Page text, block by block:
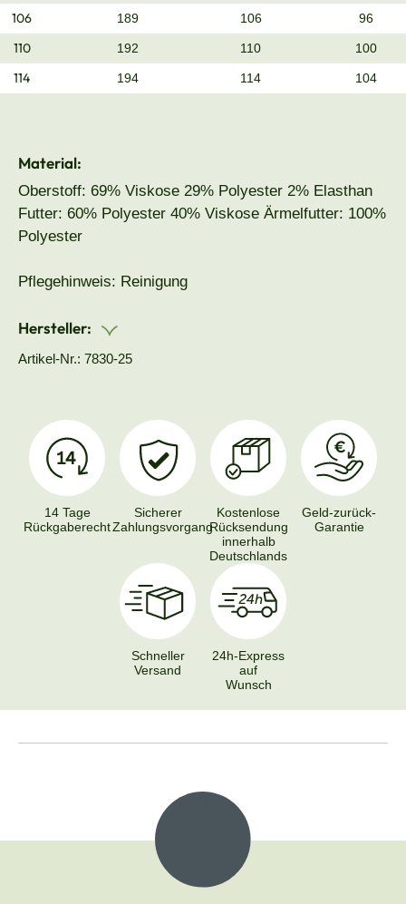
106 189 106 96
110 192 110 100
114 194 114 104
Material:
Oberstoff: 69% Viskose 29% Polyester 2% Elasthan
Futter: 60% Polyester 40% Viskose Ärmelfutter: 100%
Polyester
Pflegehinweis: Reinigung
Hersteller:
Artikel-Nr.: 7830-25
14 Tage
Rückgaberecht
Sicherer
Zahlungsvorgang
Kostenlose
Rücksendung
innerhalb
Deutschlands
Geld-zurück-
Garantie
Schneller
Versand
24h-Express
auf
Wunsch